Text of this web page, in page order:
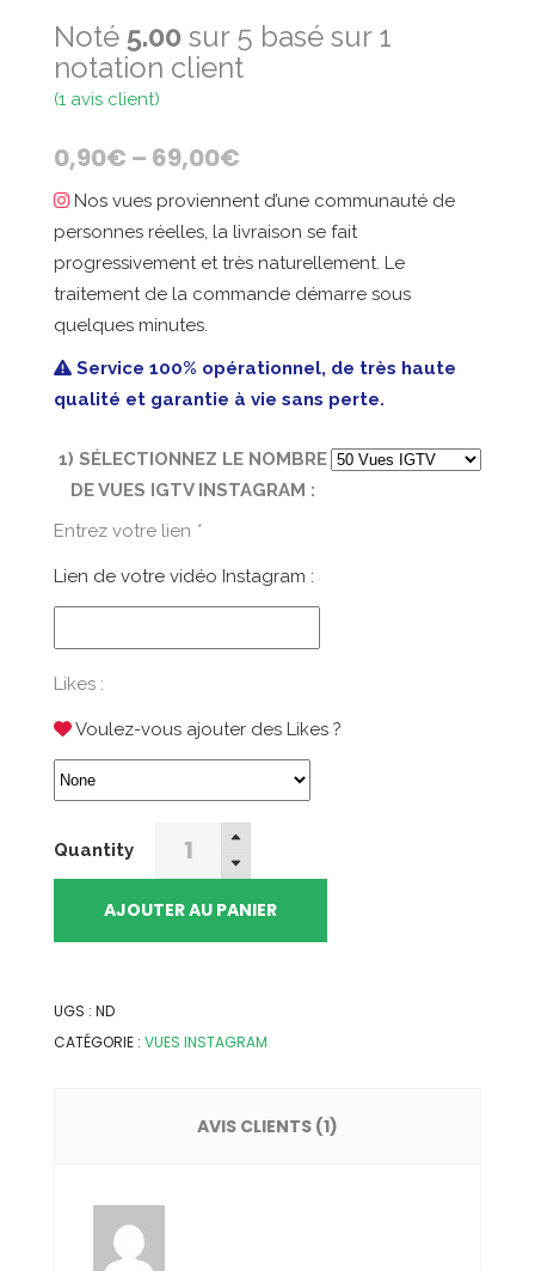
Noté 5.00 sur 5 basé sur 1
notation client
(1 avis client)
0,90€ – 69,00€
Nos vues proviennent d’une communauté de
personnes réelles, la livraison se fait
progressivement et très naturellement. Le
traitement de la commande démarre sous
quelques minutes.
Service 100% opérationnel, de très haute
qualité et garantie à vie sans perte.
1) SÉLECTIONNEZ LE NOMBRE
DE VUES IGTV INSTAGRAM :
Entrez votre lien *
Lien de votre vidéo Instagram :
Likes :
Voulez-vous ajouter des Likes ?
Quantity
Acheter
Vues
AJOUTER AU PANIER
UGS : ND
CATÉGORIE : VUES INSTAGRAM
AVIS CLIENTS (1)